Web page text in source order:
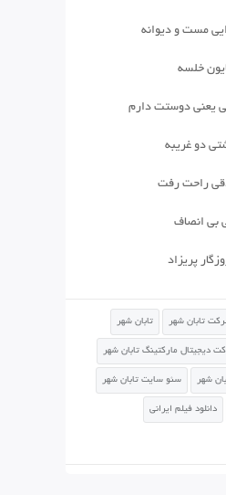
مست و دیوانه
خلسه
یعنی دوستت دارم
دو غریبه
راحت رفت
بی انصاف
پریزاد
تابان شهر تابان شهر
دیجیتال مارکتینگ تابان شهر
شهر سئو سایت تابان شهر
دانلود فیلم ایرانی